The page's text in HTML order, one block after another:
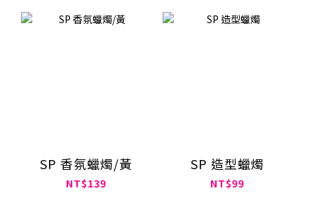
SP 香氛蠟燭/黃
NT$139
SP 造型蠟燭
NT$99